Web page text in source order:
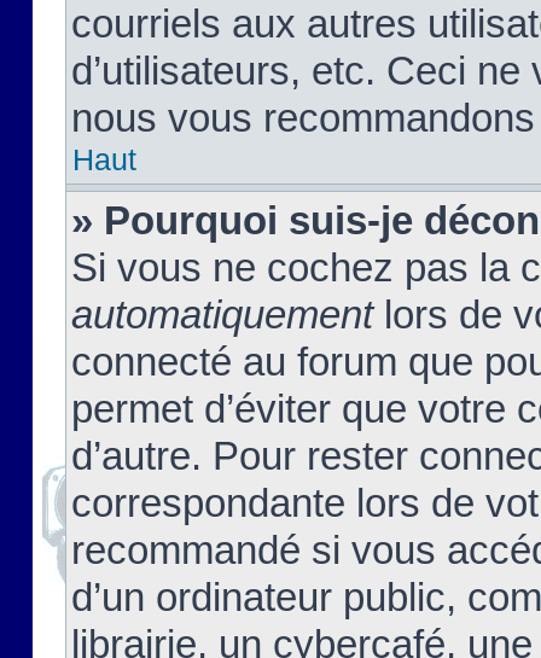
courriels aux autres
d’utilisateurs, etc. Ceci
nous vous
Haut
» Pourquoi suis-je
Si vous ne cochez pas la
automatiquementlors de
connecté au forum que
permet d’éviter que votre
d’autre. Pour rester
correspondante lors de
recommandé si vous
d’un ordinateur public,
librairie, un cybercafé,